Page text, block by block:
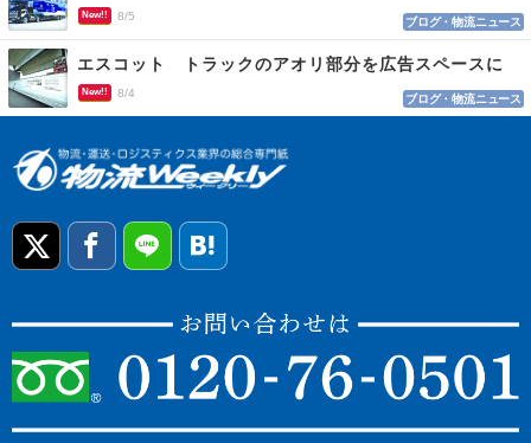
New!! 8/5 ブログ・物流ニュース
エスコット トラックのアオリ部分を広告スペースに
New!! 8/4 ブログ・物流ニュース